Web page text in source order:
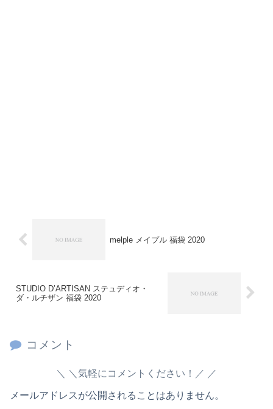
melple メイプル 福袋 2020
STUDIO D’ARTISAN ステュディオ・
ダ・ルチザン 福袋 2020
コメント
＼気軽にコメントください！／
メールアドレスが公開されることはありません。